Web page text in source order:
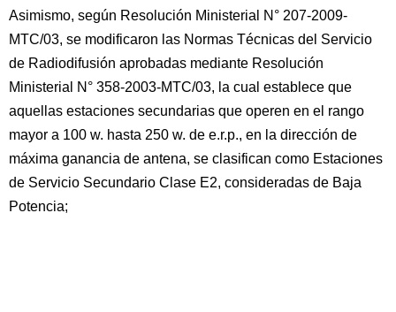
Asimismo, según Resolución Ministerial N° 207-2009-
MTC/03, se modificaron las Normas Técnicas del Servicio
de Radiodifusión aprobadas mediante Resolución
Ministerial N° 358-2003-MTC/03, la cual establece que
aquellas estaciones secundarias que operen en el rango
mayor a 100 w. hasta 250 w. de e.r.p., en la dirección de
máxima ganancia de antena, se clasifican como Estaciones
de Servicio Secundario Clase E2, consideradas de Baja
Potencia;